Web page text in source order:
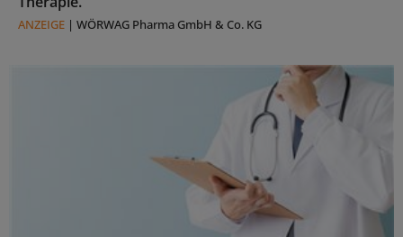
ANZEIGE | WÖRWAG Pharma GmbH & Co. KG